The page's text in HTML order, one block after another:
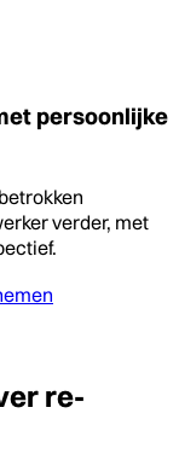
persoonlijke
verder, met
re-